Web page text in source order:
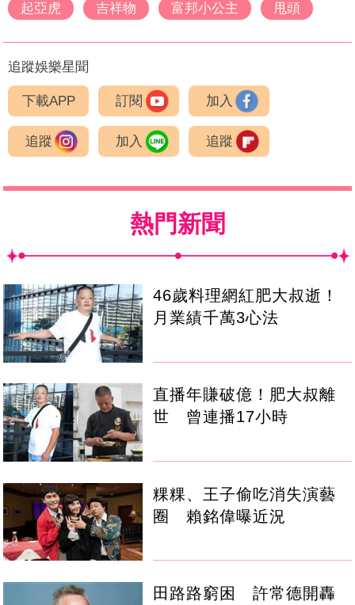
起亞虎 吉祥物 富邦小公主 甩頭
追蹤娛樂星聞
下載APP 訂閱 加入
追蹤 加入 追蹤
熱門新聞
46歲料理網紅肥大叔逝！
月業績千萬3心法
直播年賺破億！肥大叔離
世 曾連播17小時
粿粿、王子偷吃消失演藝
圈 賴銘偉曝近況
田路路窮困 許常德開轟